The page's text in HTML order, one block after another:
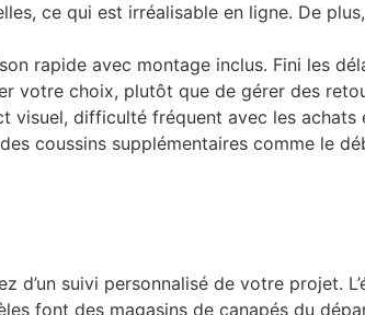
ce qui est irréalisable en ligne. De
rapide avec montage inclus. Fini les
votre choix, plutôt que de gérer des
visuel, difficulté fréquent avec les achats
coussins supplémentaires comme le
suivi personnalisé de votre projet.
font des magasins de canapés du